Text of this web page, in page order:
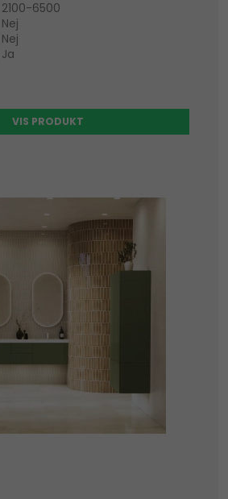
2100-6500
Nej
Nej
Ja
VIS PRODUKT